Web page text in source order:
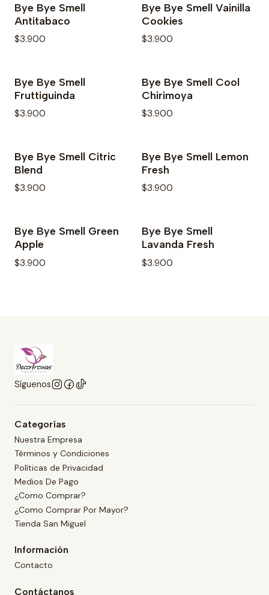
Bye Bye Smell
Antitabaco
$3.900
Bye Bye Smell Vainilla
Cookies
$3.900
Bye Bye Smell
Fruttiguinda
$3.900
Bye Bye Smell Cool
Chirimoya
$3.900
Bye Bye Smell Citric
Blend
$3.900
Agotado
Bye Bye Smell Lemon
Fresh
$3.900
Bye Bye Smell Green
Apple
$3.900
Bye Bye Smell
Lavanda Fresh
$3.900
Síguenos
Categorías
Nuestra Empresa
Términos y Condiciones
Políticas de Privacidad
Medios De Pago
¿Como Comprar?
¿Como Comprar Por Mayor?
Tienda San Miguel
Información
Contacto
Contáctanos